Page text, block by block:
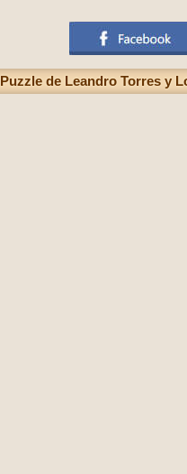
Puzzle de Leandro Torres y